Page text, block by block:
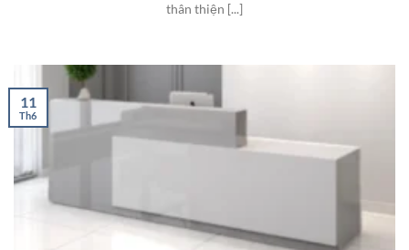
thân thiện [...]
11
Th6